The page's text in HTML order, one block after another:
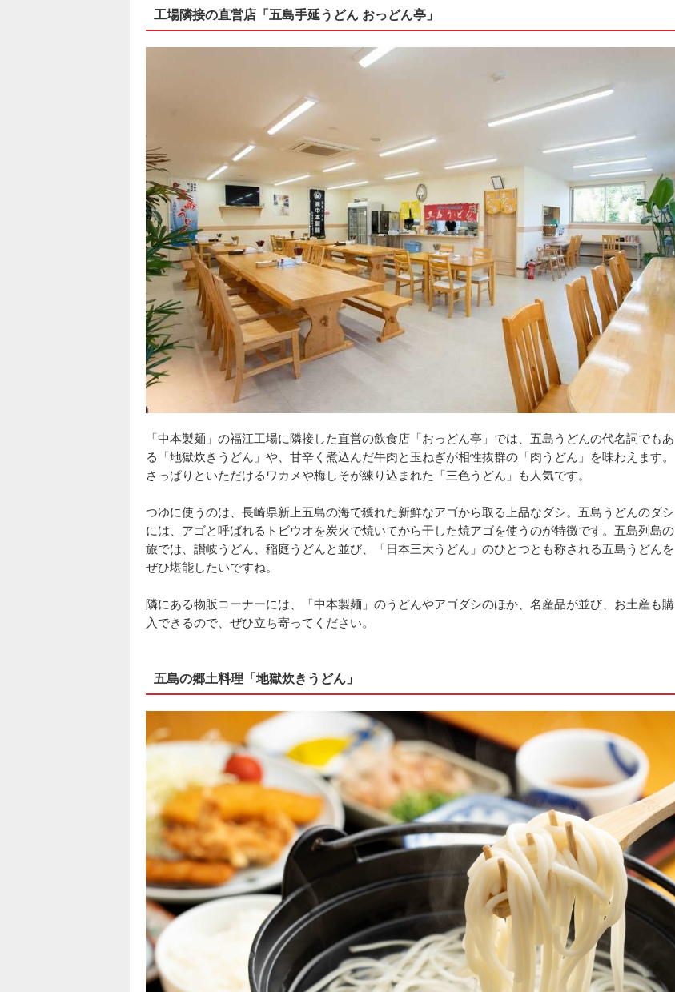
工場隣接の直営店「五島手延うどん おっどん亭」
「中本製麺」の福江工場に隣接した直営の飲食店「おっどん亭」では、五島うどんの代名詞でもあ
る「地獄炊きうどん」や、甘辛く煮込んだ牛肉と玉ねぎが相性抜群の「肉うどん」を味わえます。
さっぱりといただけるワカメや梅しそが練り込まれた「三色うどん」も人気です。
つゆに使うのは、長崎県新上五島の海で獲れた新鮮なアゴから取る上品なダシ。五島うどんのダシ
には、アゴと呼ばれるトビウオを炭火で焼いてから干した焼アゴを使うのが特徴です。五島列島の
旅では、讃岐うどん、稲庭うどんと並び、「日本三大うどん」のひとつとも称される五島うどんを
ぜひ堪能したいですね。
隣にある物販コーナーには、「中本製麺」のうどんやアゴダシのほか、名産品が並び、お土産も購
入できるので、ぜひ立ち寄ってください。
五島の郷土料理「地獄炊きうどん」